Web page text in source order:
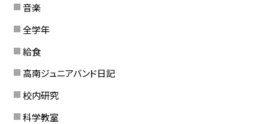
音楽
全学年
給食
高南ジュニアバンド日記
校内研究
科学教室